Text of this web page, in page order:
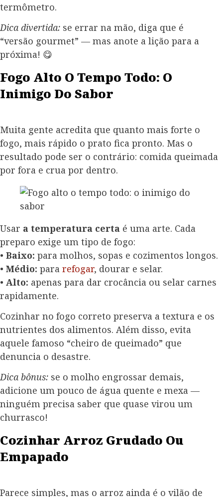
termômetro.
Dica divertida: se errar na mão, diga que é
“versão gourmet” — mas anote a lição para a
próxima! 😋
Fogo Alto O Tempo Todo: O
Inimigo Do Sabor
Muita gente acredita que quanto mais forte o
fogo, mais rápido o prato fica pronto. Mas o
resultado pode ser o contrário: comida queimada
por fora e crua por dentro.
Usar a temperatura certa é uma arte. Cada
preparo exige um tipo de fogo:
• Baixo: para molhos, sopas e cozimentos longos.
• Médio: para refogar, dourar e selar.
• Alto: apenas para dar crocância ou selar carnes
rapidamente.
Cozinhar no fogo correto preserva a textura e os
nutrientes dos alimentos. Além disso, evita
aquele famoso “cheiro de queimado” que
denuncia o desastre.
Dica bônus: se o molho engrossar demais,
adicione um pouco de água quente e mexa —
ninguém precisa saber que quase virou um
churrasco!
Cozinhar Arroz Grudado Ou
Empapado
Parece simples, mas o arroz ainda é o vilão de